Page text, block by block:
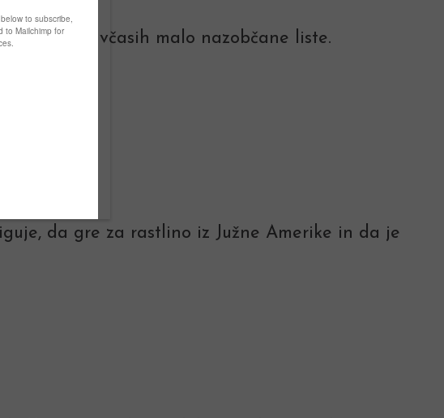
včasih malo nazobčane liste.
da gre za rastlino iz Južne Amerike in da je